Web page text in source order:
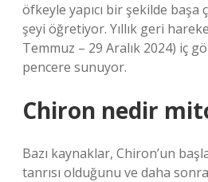
öfkeyle yapıcı bir şekilde başa
şeyi öğretiyor. Yıllık geri
Temmuz – 29 Aralık 2024) iç
pencere sunuyor.
Chiron nedir
Bazı kaynaklar, Chiron’un
tanrısı olduğunu ve daha